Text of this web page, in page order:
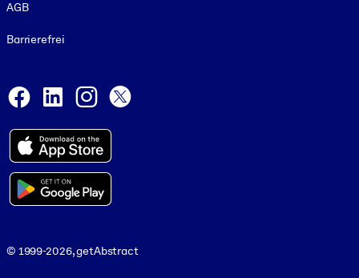
AGB
Barrierefrei
Facebook
LinkedInInstagram
© 1999-2026, getAbstract